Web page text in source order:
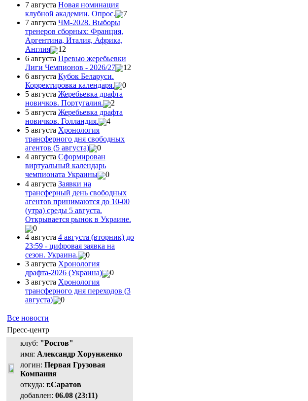
7 августа Новая номинация
клубной академии. Опрос.
7
7 августа ЧМ-2028. Выборы
тренеров сборных: Франция,
Аргентина, Италия, Африка,
Англия
12
6 августа Превью жеребьевки
Лиги Чемпионов - 2026/27
12
6 августа Кубок Беларуси.
Корректировка календаря.
0
5 августа Жеребьевка драфта
новичков. Португалия.
2
5 августа Жеребьевка драфта
новичков. Голландия.
4
5 августа Хронология
трансферного дня свободных
агентов (5 августа)
0
4 августа Сформирован
виртуальный календарь
чемпионата Украины
0
4 августа Заявки на
трансферный день свободных
агентов принимаются до 10-00
(утра) среды 5 августа.
Открывается рынок в Украине.
0
4 августа 4 августа (вторник) до
23:59 - цифровая заявка на
сезон. Украина.
0
3 августа Хронология
драфта-2026 (Украина)
0
3 августа Хронология
трансферного дня переходов (3
августа)
0
Все новости
Пресс-центр
клуб: "Ростов"
имя: Александр Хорунженко
логин: Первая Грузовая
Компания
откуда: г.Саратов
добавлен: 06.08 (23:11)